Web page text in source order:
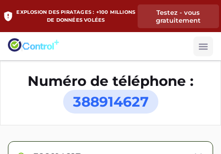
EXPLOSION DES PIRATAGES : +100 MILLIONS
DE DONNÉES VOLÉES
Testez - vous
gratuitement
Numéro de téléphone :
388914627